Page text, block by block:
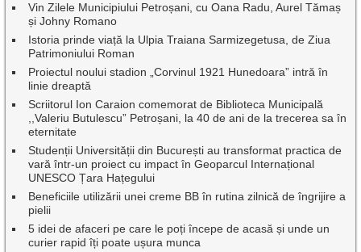
Vin Zilele Municipiului Petroșani, cu Oana Radu, Aurel Tămaș
și Johny Romano
Istoria prinde viață la Ulpia Traiana Sarmizegetusa, de Ziua
Patrimoniului Roman
Proiectul noului stadion „Corvinul 1921 Hunedoara” intră în
linie dreaptă
Scriitorul Ion Caraion comemorat de Biblioteca Municipală
,,Valeriu Butulescu” Petroșani, la 40 de ani de la trecerea sa în
eternitate
Studenții Universității din București au transformat practica de
vară într-un proiect cu impact în Geoparcul Internațional
UNESCO Țara Hațegului
Beneficiile utilizării unei creme BB în rutina zilnică de îngrijire a
pielii
5 idei de afaceri pe care le poți începe de acasă și unde un
curier rapid îți poate ușura munca